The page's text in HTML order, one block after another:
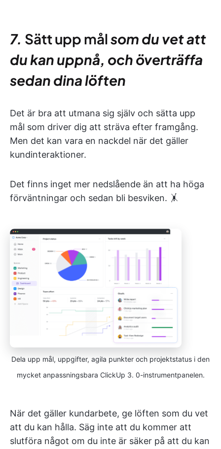
7. Sätt upp målsom du vet att
du kan uppnå, och överträffa
sedan dina löften
Det är bra att utmana sig själv och sätta upp
mål som driver dig att sträva efter framgång.
Men det kan vara en nackdel när det gäller
kundinteraktioner.
Det finns inget mer nedslående än att ha höga
förväntningar och sedan bli besviken. 🤸
Dela upp mål, uppgifter, agila punkter och projektstatus i den
mycket anpassningsbara ClickUp 3. 0-instrumentpanelen.
När det gäller kundarbete, ge löften som du vet
att du kan hålla. Säg inte att du kommer att
slutföra något om du inte är säker på att du kan